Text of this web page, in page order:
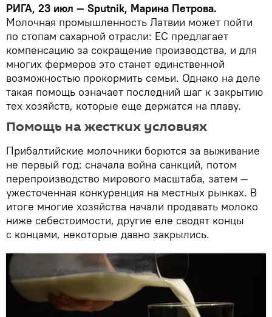
РИГА, 23 июл — Sputnik, Марина Петрова.
Молочная промышленность Латвии может пойти
по стопам сахарной отрасли: ЕС предлагает
компенсацию за сокращение производства, и для
многих фермеров это станет единственной
возможностью прокормить семьи. Однако на деле
такая помощь означает последний шаг к закрытию
тех хозяйств, которые еще держатся на плаву.
Помощь на жестких условиях
Прибалтийские молочники борются за выживание
не первый год: сначала война санкций, потом
перепроизводство мирового масштаба, затем —
ужесточенная конкуренция на местных рынках. В
итоге многие хозяйства начали продавать молоко
ниже себестоимости, другие еле сводят концы
с концами, некоторые давно закрылись.